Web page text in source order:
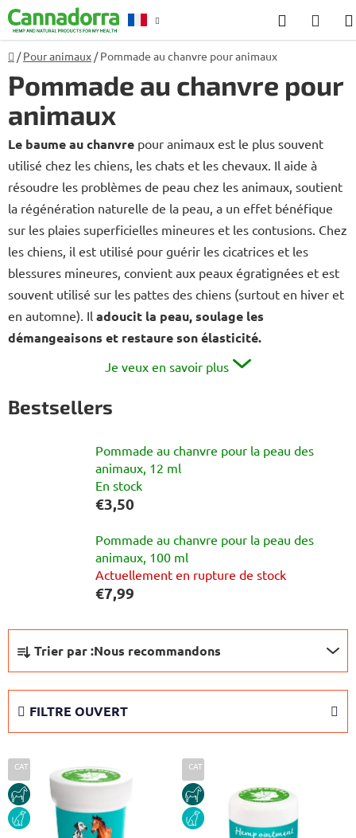
Aller
au
contenu
Accueil
/ Pour animaux / Pommade au chanvre pour animaux
Pommade au chanvre pour
animaux
Le baume au chanvre pour animaux est le plus souvent
utilisé chez les chiens, les chats et les chevaux. Il aide à
résoudre les problèmes de peau chez les animaux, soutient
la régénération naturelle de la peau, a un effet bénéfique
sur les plaies superficielles mineures et les contusions. Chez
les chiens, il est utilisé pour guérir les cicatrices et les
blessures mineures, convient aux peaux égratignées et est
souvent utilisé sur les pattes des chiens (surtout en hiver et
en automne). Il adoucit la peau, soulage les
démangeaisons et restaure son élasticité.
Je veux en savoir plus
Bestsellers
Pommade au chanvre pour la peau des
animaux, 12 ml
En stock
€3,50
Pommade au chanvre pour la peau des
animaux, 100 ml
Actuellement en rupture de stock
€7,99
i
p
r
o
d
Trier par :Nous recommandons
FILTRE OUVERT
L
i
s
t
CAT
HORSE
DOG
CAT
HORSE
DOG